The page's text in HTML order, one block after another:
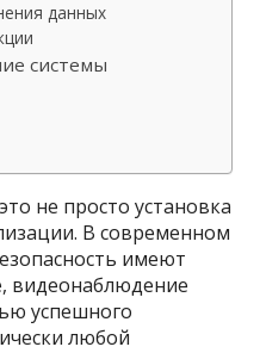
данных
системы
не просто установка
В современном
имеют
видеонаблюдение
успешного
любой